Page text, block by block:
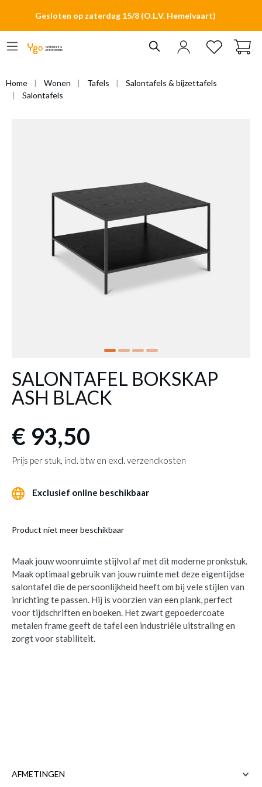
Gesloten op zaterdag 15/8 (O.L.V. Hemelvaart)
Home Wonen Tafels
Salontafels & bijzettafels
Salontafels
SALONTAFEL BOKSKAP
ASH BLACK
€ 93,50
Prijs per stuk, incl. btw en excl. verzendkosten
Exclusief online beschikbaar
Product niet meer beschikbaar
Maak jouw woonruimte stijlvol af met dit moderne pronkstuk.
Maak optimaal gebruik van jouw ruimte met deze eigentijdse
salontafel die de persoonlijkheid heeft om bij vele stijlen van
inrichting te passen. Hij is voorzien van een plank, perfect
voor tijdschriften en boeken. Het zwart gepoedercoate
metalen frame geeft de tafel een industriële uitstraling en
zorgt voor stabiliteit.
AFMETINGEN